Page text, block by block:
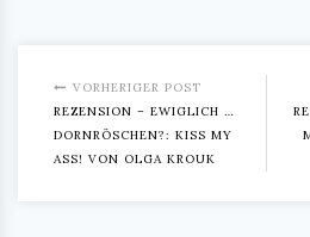
VORHERIGER POST
REZENSION – EWIGLICH …
DORNRÖSCHEN?: KISS MY
ASS! VON OLGA KROUK